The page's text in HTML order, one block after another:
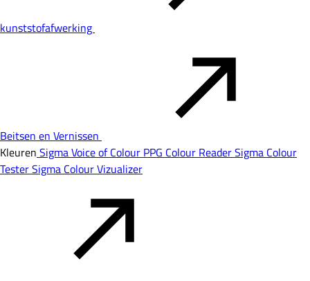
kunststofafwerking
Beitsen en Vernissen
Kleuren Sigma Voice of Colour PPG Colour ReaderSigma Colour
TesterSigma Colour Vizualizer